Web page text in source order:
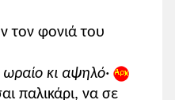
τον φονιά του
κι αψηλό·
παλικάρι, να σε